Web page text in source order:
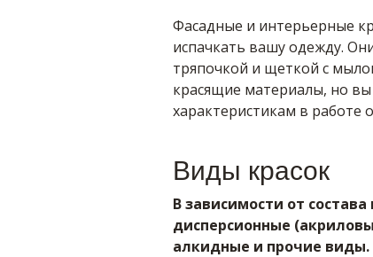
Фасадные и интерьерные
испачкать вашу одежду.
тряпочкой и щеткой с
красящие материалы, но
характеристикам в работе
Виды красок
В зависимости от
дисперсионные
алкидные и прочие виды.